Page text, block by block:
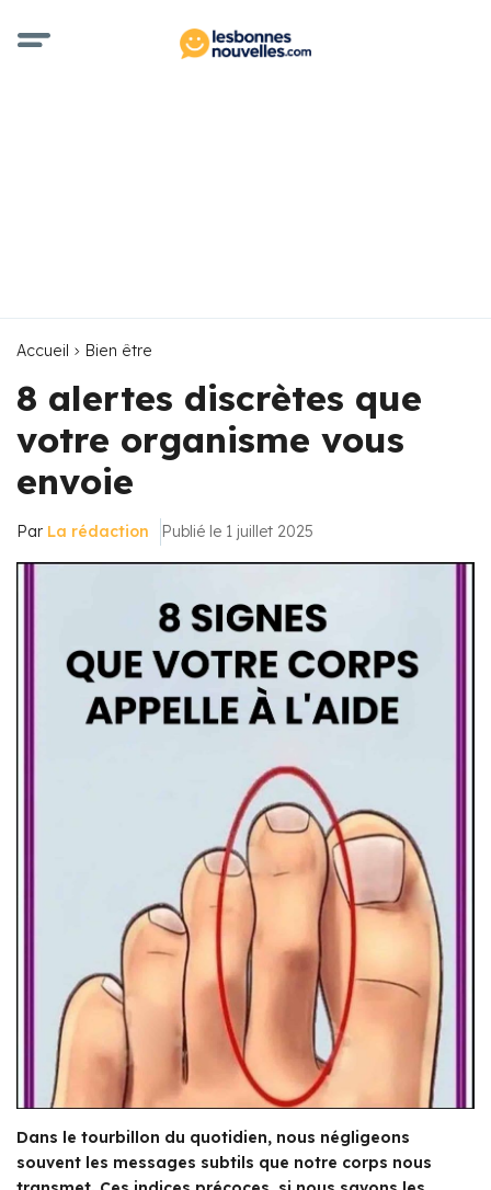
Accueil Bien être
8 alertes discrètes que
votre organisme vous
envoie
Par La rédaction Publié le 1 juillet 2025
Dans le tourbillon du quotidien, nous négligeons
souvent les messages subtils que notre corps nous